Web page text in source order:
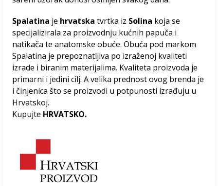
Spalatina je hrvatska tvrtka iz Solina koja se
specijalizirala za proizvodnju kućnih papuča i
natikača te anatomske obuće. Obuća pod markom
Spalatina je prepoznatljiva po izraženoj kvaliteti
izrade i biranim materijalima. Kvaliteta proizvoda je
primarni i jedini cilj. A velika prednost ovog brenda je
i činjenica što se proizvodi u potpunosti izrađuju u
Hrvatskoj.
Kupujte HRVATSKO.